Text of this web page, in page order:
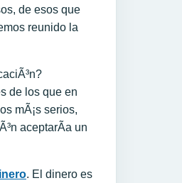
de esos que
reunido la
de los que en
mÃ¡s serios,
aceptarÃ­a un
. El dinero es